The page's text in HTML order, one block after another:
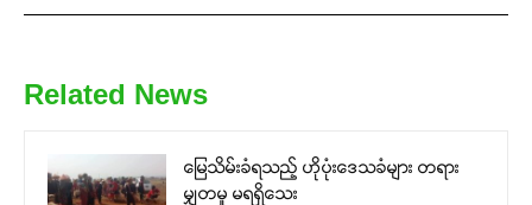
Related News
မြေသိမ်းခံရသည့် ဟိုပုံးဒေသခံများ တရား
မျှတမှု မရရှိသေး